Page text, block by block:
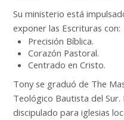
Su ministerio está
exponer las Escrituras con:
Precisión Bíblica.
Corazón Pastoral.
Centrado en Cristo.
Tony se graduó de The
Teológico Bautista del
discipulado para iglesias